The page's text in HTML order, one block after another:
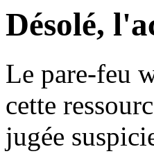
Désolé,
Le pare-feu
cette
jugée